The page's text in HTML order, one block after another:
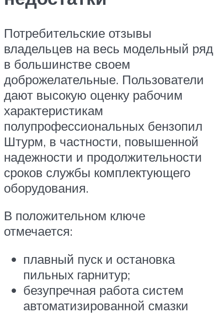
Потребительские отзывы
владельцев на весь модельный ряд
в большинстве своем
доброжелательные. Пользователи
дают высокую оценку рабочим
характеристикам
полупрофессиональных бензопил
Штурм, в частности, повышенной
надежности и продолжительности
сроков службы комплектующего
оборудования.
В положительном ключе
отмечается:
плавный пуск и остановка
пильных гарнитур;
безупречная работа систем
автоматизированной смазки